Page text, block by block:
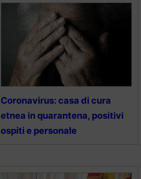
Coronavirus: casa di cura
etnea in quarantena, positivi
ospiti e personale